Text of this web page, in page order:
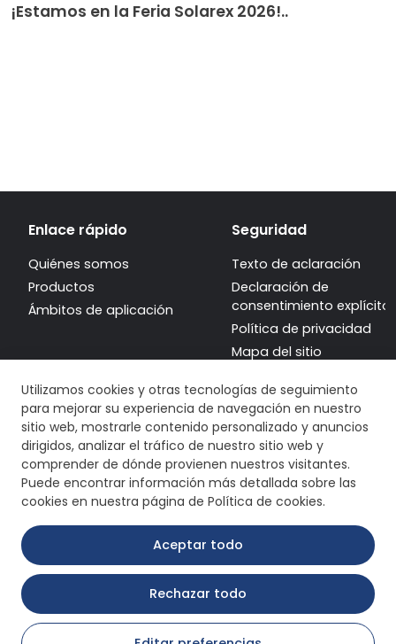
Utilizamos cookies y otras tecnologías de seguimiento
para mejorar su experiencia de navegación en nuestro
sitio web, mostrarle contenido personalizado y anuncios
dirigidos, analizar el tráfico de nuestro sitio web y
comprender de dónde provienen nuestros visitantes.
Puede encontrar información más detallada sobre las
cookies en nuestra página de Política de cookies.
Aceptar todo
Rechazar todo
¡Estamos en la Feria Solarex 2026!..
Enlace rápido
Quiénes somos
Productos
Ámbitos de aplicación
Seguridad
Texto de aclaración
Declaración de
consentimiento explícito
Política de privacidad
Mapa del sitio
Copyright © 2026 Remak Reductor. Todos los derechos
reservados.